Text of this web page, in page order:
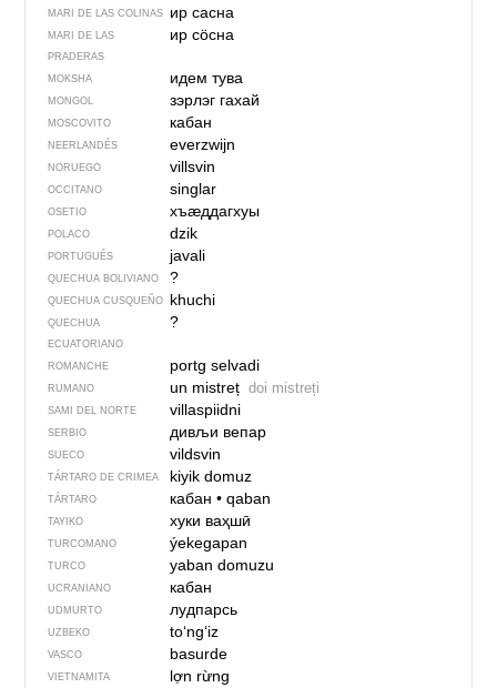
MARI DE LAS COLINAS ир сасна
MARI DE LAS
PRADERAS
ир сӧсна
MOKSHA идем тува
MONGOL зэрлэг гахай
MOSCOVITO кабан
NEERLANDÉS everzwijn
NORUEGO villsvin
OCCITANO singlar
OSETIO хъӕддагхуы
POLACO dzik
PORTUGUÉS javali
QUECHUA BOLIVIANO ?
QUECHUA CUSQUEÑO khuchi
QUECHUA
ECUATORIANO
?
ROMANCHE portg selvadi
RUMANO un mistreț doi mistreți
SAMI DEL NORTE villaspiidni
SERBIO дивљи вепар
SUECO vildsvin
TÁRTARO DE CRIMEA kiyik domuz
TÁRTARO кабан• qaban
TAYIKO хуки ваҳшӣ
TURCOMANO ýekegapan
TURCO yaban domuzu
UCRANIANO кабан
UDMURTO лудпарсь
UZBEKO toʻngʻiz
VASCO basurde
VIETNAMITA lợn rừng